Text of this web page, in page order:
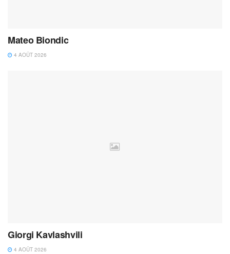
Mateo Biondic
4 AOÛT 2026
Giorgi Kavlashvili
4 AOÛT 2026